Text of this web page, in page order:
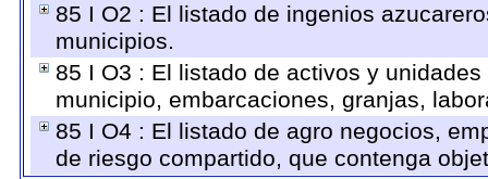
85 I O2 : El listado de ingenios
municipios.
85 I O3 : El listado de activos y
municipio, embarcaciones, granjas,
85 I O4 : El listado de agro negocios,
de riesgo compartido, que contenga